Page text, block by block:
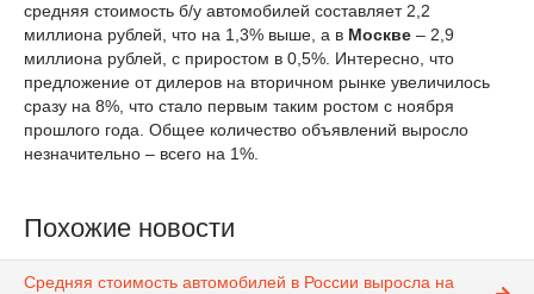
средняя стоимость б/у автомобилей составляет 2,2
миллиона рублей, что на 1,3% выше, а в Москве – 2,9
миллиона рублей, с приростом в 0,5%. Интересно, что
предложение от дилеров на вторичном рынке увеличилось
сразу на 8%, что стало первым таким ростом с ноября
прошлого года. Общее количество объявлений выросло
незначительно – всего на 1%.
Похожие новости
Средняя стоимость автомобилей в России выросла на